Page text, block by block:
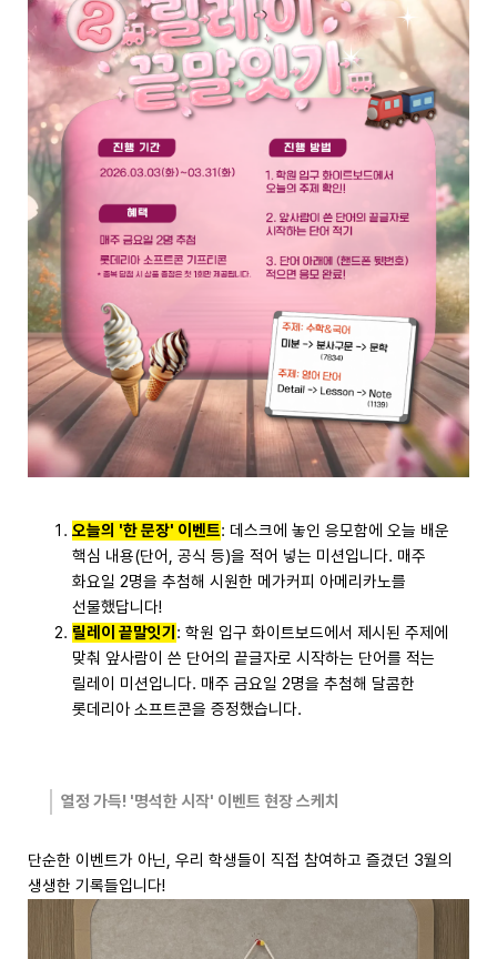
오늘의 '한 문장' 이벤트: 데스크에 놓인 응모함에 오늘 배운
핵심 내용(단어, 공식 등)을 적어 넣는 미션입니다. 매주
화요일 2명을 추첨해 시원한 메가커피 아메리카노를
선물했답니다!
릴레이 끝말잇기 : 학원 입구 화이트보드에서 제시된 주제에
맞춰 앞사람이 쓴 단어의 끝글자로 시작하는 단어를 적는
릴레이 미션입니다. 매주 금요일 2명을 추첨해 달콤한
롯데리아 소프트콘을 증정했습니다.
열정 가득! '명석한 시작' 이벤트 현장 스케치
단순한 이벤트가 아닌, 우리 학생들이 직접 참여하고 즐겼던 3월의
생생한 기록들입니다!